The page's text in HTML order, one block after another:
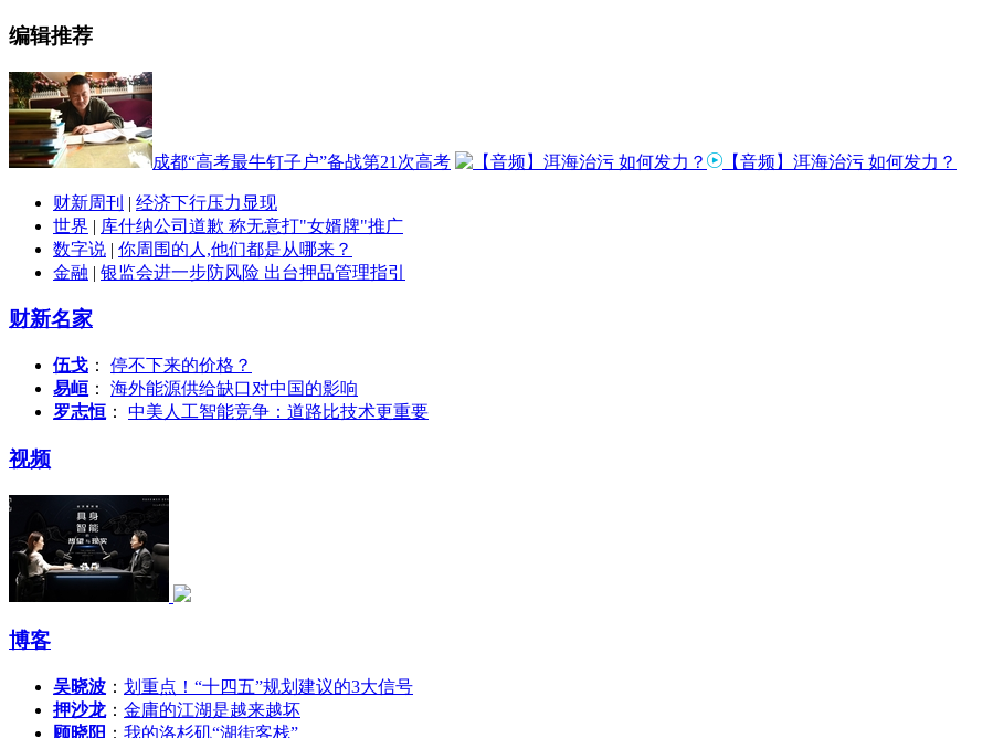
编辑推荐
成都“高考最牛钉子户”备战第21次高考 【音频】洱海治污 如何发力？
财新周刊 | 经济下行压力显现
世界 | 库什纳公司道歉 称无意打"女婿牌"推广
数字说 | 你周围的人,他们都是从哪来？
金融 | 银监会进一步防风险 出台押品管理指引
财新名家
伍戈 ： 停不下来的价格？
易峘 ： 海外能源供给缺口对中国的影响
罗志恒 ： 中美人工智能竞争：道路比技术更重要
视频
博客
吴晓波 ： 划重点！“十四五”规划建议的3大信号
押沙龙： 金庸的江湖是越来越坏
顾晓阳 ： 我的洛杉矶“湖街客栈”